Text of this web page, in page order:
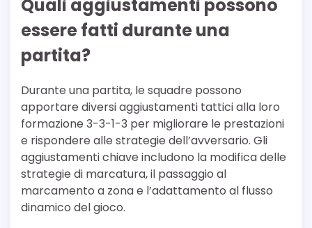
Quali aggiustamenti possono
essere fatti durante una
partita?
Durante una partita, le squadre possono
apportare diversi aggiustamenti tattici alla loro
formazione 3-3-1-3 per migliorare le prestazioni
e rispondere alle strategie dell’avversario. Gli
aggiustamenti chiave includono la modifica delle
strategie di marcatura, il passaggio al
marcamento a zona e l’adattamento al flusso
dinamico del gioco.